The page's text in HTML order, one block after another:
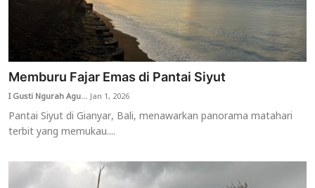
Memburu Fajar Emas di Pantai Siyut
I Gusti Ngurah Agu...Jan 1, 2026
Pantai Siyut di Gianyar, Bali, menawarkan panorama matahari
terbit yang memukau....